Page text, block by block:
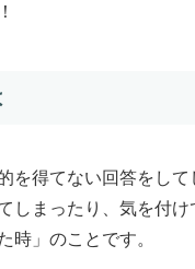
を得てない回答をして
しまったり、気を付け
時」のことです。